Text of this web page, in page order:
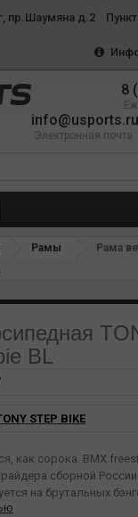
пр.Шаумяна д.2
8
info@usports.ru
Электронная почта
Рамы
Рама
BL
STEP BIKE
как сорока. BMX
сборной
на брутальных
это не только чистые